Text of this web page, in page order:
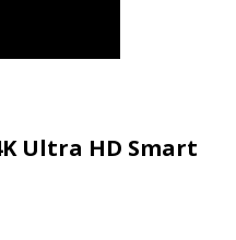
Ultra HD Smart